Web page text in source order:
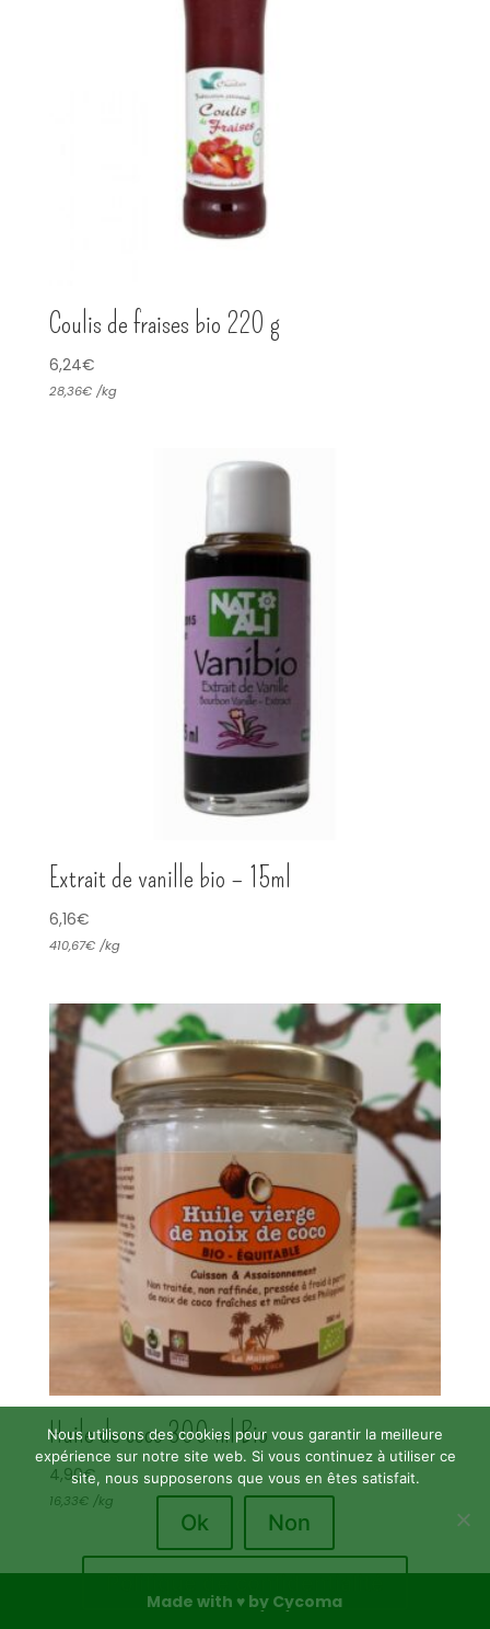
Coulis de fraises bio 220 g
6,24€
28,36€ /kg
Extrait de vanille bio – 15ml
6,16€
410,67€ /kg
Huile de coco 300 ml Bio
4,90€
16,33€ /kg
Made with ♥ by Cycoma
Nous utilisons des cookies pour vous garantir la meilleure
expérience sur notre site web. Si vous continuez à utiliser ce
site, nous supposerons que vous en êtes satisfait.
Ok Non